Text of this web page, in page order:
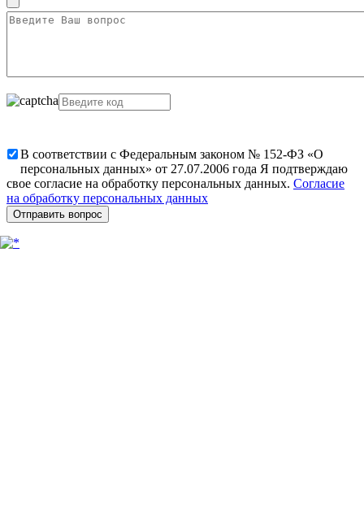
В соответствии с Федеральным законом № 152-ФЗ «О
персональных данных» от 27.07.2006 года Я подтверждаю
свое согласие на обработку персональных данных. Согласие
на обработку персональных данных